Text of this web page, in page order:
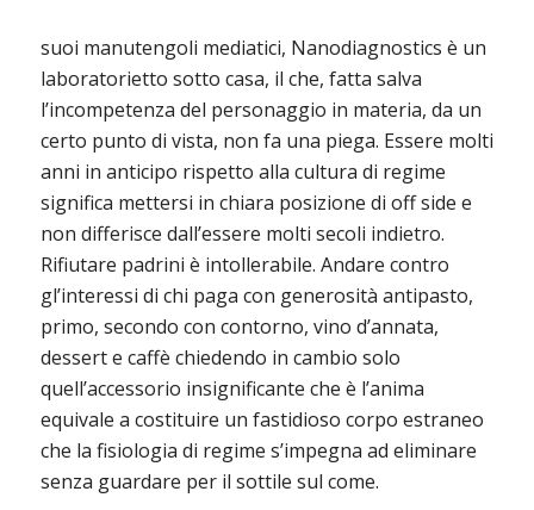
suoi manutengoli mediatici, Nanodiagnostics è un
laboratorietto sotto casa, il che, fatta salva
l’incompetenza del personaggio in materia, da un
certo punto di vista, non fa una piega. Essere molti
anni in anticipo rispetto alla cultura di regime
significa mettersi in chiara posizione di off side e
non differisce dall’essere molti secoli indietro.
Rifiutare padrini è intollerabile. Andare contro
gl’interessi di chi paga con generosità antipasto,
primo, secondo con contorno, vino d’annata,
dessert e caffè chiedendo in cambio solo
quell’accessorio insignificante che è l’anima
equivale a costituire un fastidioso corpo estraneo
che la fisiologia di regime s’impegna ad eliminare
senza guardare per il sottile sul come.